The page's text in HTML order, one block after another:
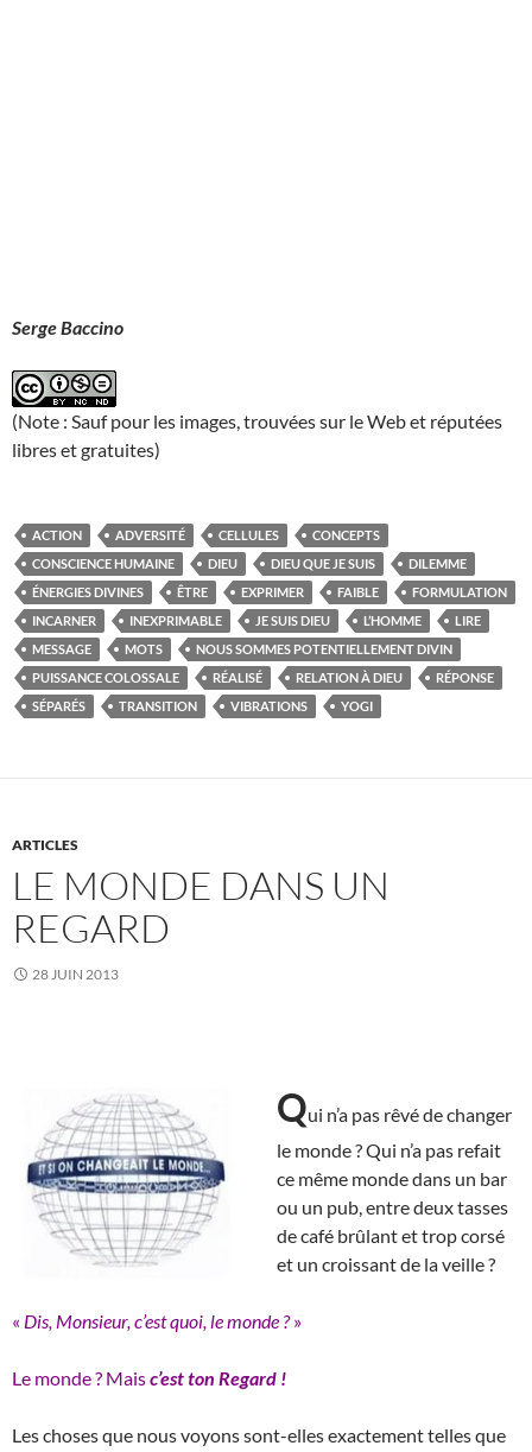
Serge Baccino
(Note : Sauf pour les images, trouvées sur le Web et réputées
libres et gratuites)
ACTION ADVERSITÉ CELLULES
CONCEPTS
CONSCIENCE HUMAINE
DIEU DIEU QUE JE SUIS
DILEMME
ÉNERGIES DIVINES
ÊTRE EXPRIMER FAIBLE
FORMULATION
INCARNER
INEXPRIMABLE JE SUIS DIEU L’HOMME
LIRE
MESSAGE
MOTS
NOUS SOMMES POTENTIELLEMENT DIVIN
PUISSANCE COLOSSALE
RÉALISÉ RELATION À DIEU
RÉPONSE
SÉPARÉS
TRANSITION VIBRATIONS YOGI
ARTICLES
LE MONDE DANS UN
REGARD
28 JUIN 2013
Qui n’a pas rêvé de changer
le monde ? Qui n’a pas refait
ce même monde dans un bar
ou un pub, entre deux tasses
de café brûlant et trop corsé
et un croissant de la veille ?
« Dis, Monsieur, c’est quoi, le monde ?»
Le monde ? Maisc’estton Regard !
Les choses que nous voyons sont-elles exactement telles que